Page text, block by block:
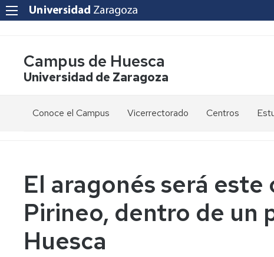
Campus de Huesca
Universidad de Zaragoza
Conoce el Campus
Vicerrectora
de
Gobierno
Dónde
Vicerrectorado
en
el
de
Lenguas
Cursos
Servicios
Secretaría
Centros
El aragonés será
Pirineo, dentro de un
Huesca